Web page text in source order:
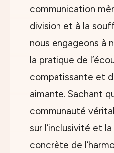
communication
division et à la
nous engageons à
la pratique de
compatissante et
aimante. Sachant
communauté
sur l’inclusivité et
concrète de